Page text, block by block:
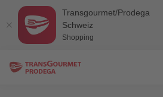
Transgourmet/Prodega
Schweiz
Shopping